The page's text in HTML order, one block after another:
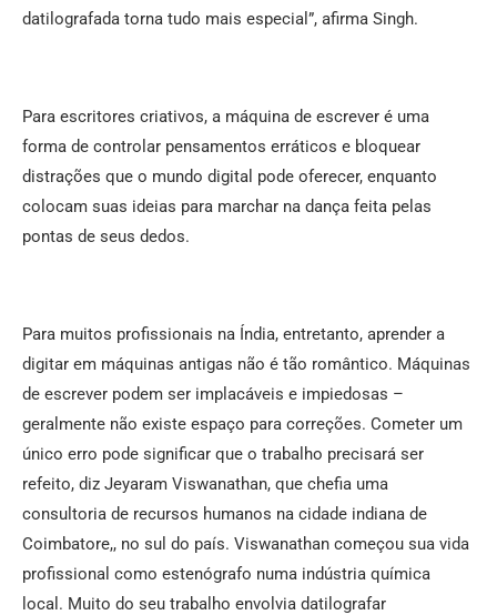
datilografada torna tudo mais especial”, afirma Singh.
Para escritores criativos, a máquina de escrever é uma
forma de controlar pensamentos erráticos e bloquear
distrações que o mundo digital pode oferecer, enquanto
colocam suas ideias para marchar na dança feita pelas
pontas de seus dedos.
Para muitos profissionais na Índia, entretanto, aprender a
digitar em máquinas antigas não é tão romântico. Máquinas
de escrever podem ser implacáveis e impiedosas –
geralmente não existe espaço para correções. Cometer um
único erro pode significar que o trabalho precisará ser
refeito, diz Jeyaram Viswanathan, que chefia uma
consultoria de recursos humanos na cidade indiana de
Coimbatore,, no sul do país. Viswanathan começou sua vida
profissional como estenógrafo numa indústria química
local. Muito do seu trabalho envolvia datilografar